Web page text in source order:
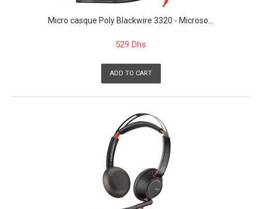
Micro casque Poly Blackwire 3320 - Microso...
529 Dhs
ADD TO CART